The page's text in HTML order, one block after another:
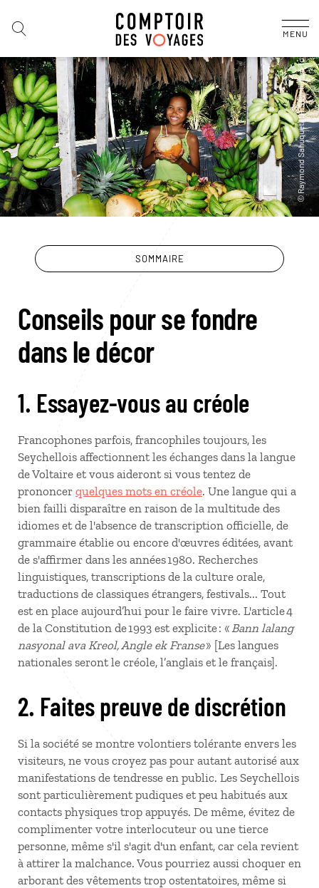
MENU
SOMMAIRE
Conseils pour se fondre
dans le décor
1. Essayez-vous au créole
Francophones parfois, francophiles toujours, les
Seychellois affectionnent les échanges dans la langue
de Voltaire et vous aideront si vous tentez de
prononcer quelques mots en créole. Une langue qui a
bien failli disparaître en raison de la multitude des
idiomes et de l'absence de transcription officielle, de
grammaire établie ou encore d'œuvres éditées, avant
de s'affirmer dans les années 1980. Recherches
linguistiques, transcriptions de la culture orale,
traductions de classiques étrangers, festivals... Tout
est en place aujourd’hui pour le faire vivre. L'article 4
de la Constitution de 1993 est explicite : «Bann lalang
nasyonal ava Kreol, Angle ek Franse» [Les langues
nationales seront le créole, l’anglais et le français].
2. Faites preuve de discrétion
Si la société se montre volontiers tolérante envers les
visiteurs, ne vous croyez pas pour autant autorisé aux
manifestations de tendresse en public. Les Seychellois
sont particulièrement pudiques et peu habitués aux
contacts physiques trop appuyés. De même, évitez de
complimenter votre interlocuteur ou une tierce
personne, même s'il s'agit d'un enfant, car cela revient
à attirer la malchance. Vous pourriez aussi choquer en
arborant des vêtements trop ostentatoires, même si